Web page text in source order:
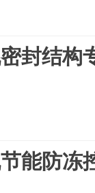
封结构
能防冻